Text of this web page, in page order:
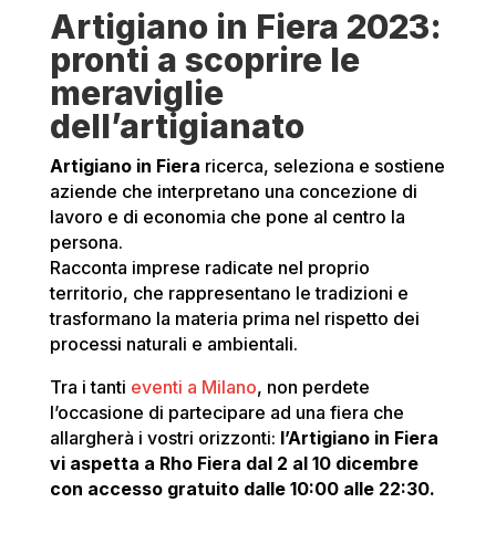
Artigiano in Fiera 2023:
pronti a scoprire le
meraviglie
dell’artigianato
Artigiano in Fiera ricerca, seleziona e sostiene
aziende che interpretano una concezione di
lavoro e di economia che pone al centro la
persona.
Racconta imprese radicate nel proprio
territorio, che rappresentano letradizioni e
trasformano la materia prima nel rispetto dei
processi naturali e ambientali.
Tra i tanti eventi a Milano, non perdete
l’occasione di partecipare ad una fiera che
allargherà i vostri orizzonti: l’Artigiano in Fiera
vi aspetta a Rho Fiera dal 2 al 10 dicembre
con accesso gratuito dalle 10:00 alle 22:30.